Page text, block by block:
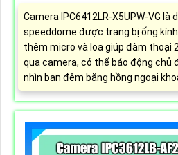
Camera IPC6412LR-X5UPW-VG là
speeddome được trang bị ống
thêm micro và loa giúp đàm thoại
qua camera, có thể báo động chủ
nhìn ban đêm bằng hồng ngoại